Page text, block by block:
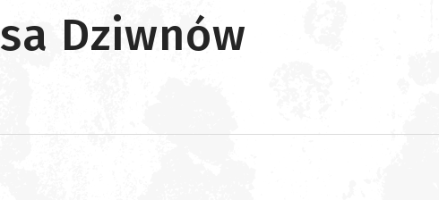
Dziwnów